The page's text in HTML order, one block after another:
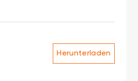
Herunterladen